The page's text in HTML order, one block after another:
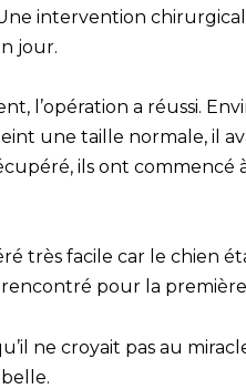
intervention
jour.
l’opération a réussi.
une taille normale, il
ils ont commencé
très facile car le
rencontré pour la
ne croyait pas au